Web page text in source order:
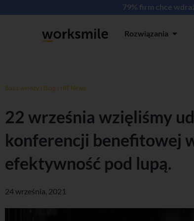
79% firm chce
Rozwiązania Open
Baza wiedzy Blog HR News
22 września wzięliśmy
konferencji benefitowej
efektywność pod lupą.
24 września, 2021